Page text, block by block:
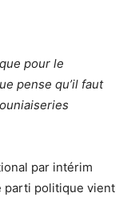
pour le
pense qu’il faut
par intérim
parti politique vient